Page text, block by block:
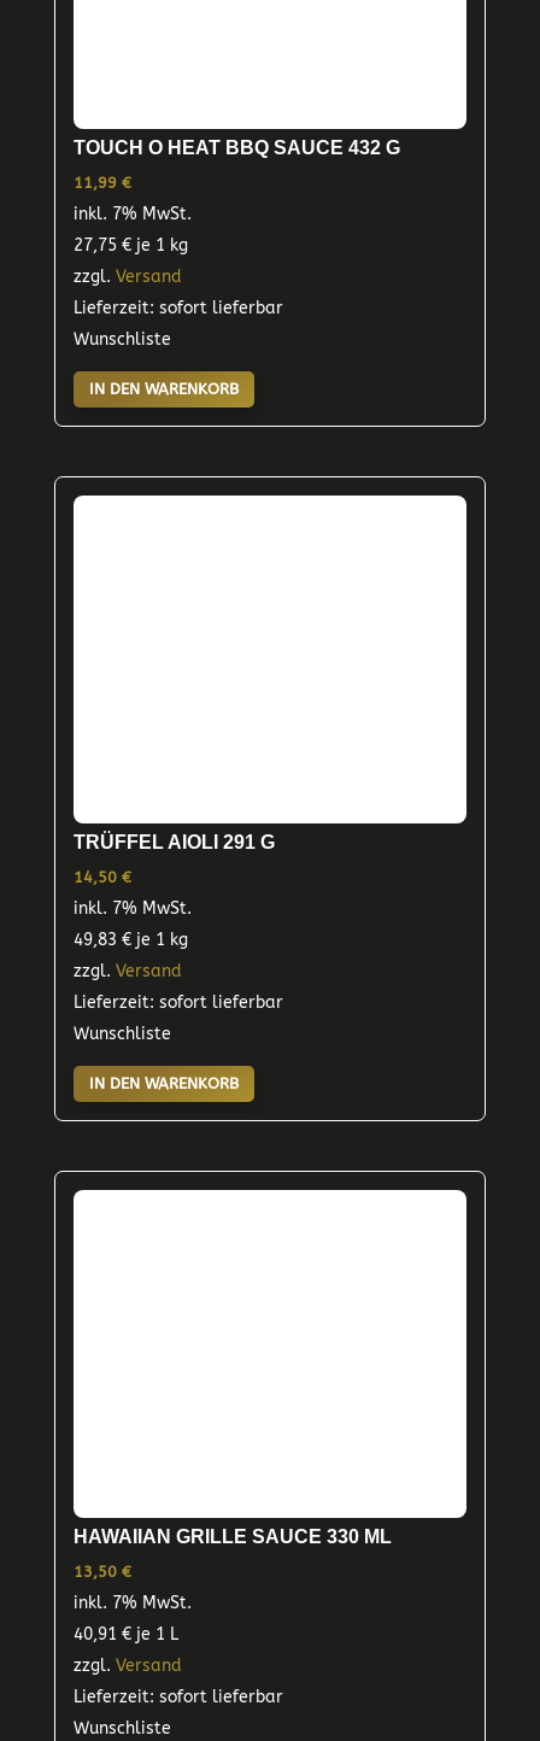
TOUCH O HEAT BBQ SAUCE 432 G
11,99 €
inkl. 7% MwSt.
27,75 €je 1 kg
zzgl. Versand
Lieferzeit: sofort lieferbar
Wunschliste
IN DEN WARENKORB
TRÜFFEL AIOLI 291 G
14,50 €
inkl. 7% MwSt.
49,83 €je 1 kg
zzgl. Versand
Lieferzeit: sofort lieferbar
Wunschliste
IN DEN WARENKORB
HAWAIIAN GRILLE SAUCE 330 ML
13,50 €
inkl. 7% MwSt.
40,91 €je 1 L
zzgl. Versand
Lieferzeit: sofort lieferbar
Wunschliste